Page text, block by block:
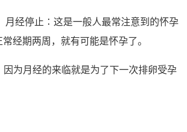
月经停止∶这是一般人最常注意到的怀孕
经期两周，就有可能是怀孕了。
为月经的来临就是为了下一次排卵受孕